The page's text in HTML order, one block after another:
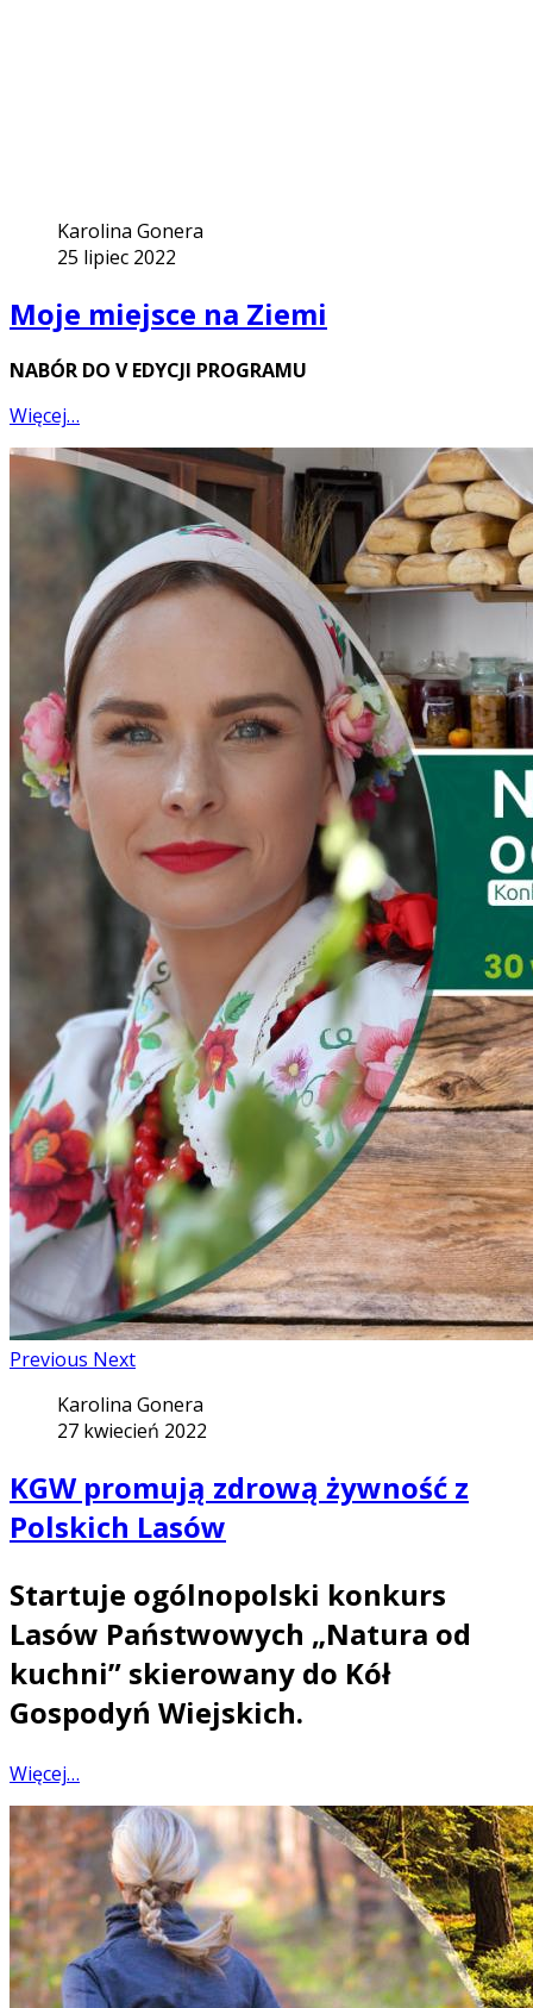
Karolina Gonera
25 lipiec 2022
Moje miejsce na Ziemi
NABÓR DO V EDYCJI PROGRAMU
Więcej…
Previous Next
Karolina Gonera
27 kwiecień 2022
KGW promują zdrową żywność z
Polskich Lasów
Startuje ogólnopolski konkurs
Lasów Państwowych „Natura od
kuchni” skierowany do Kół
Gospodyń Wiejskich.
Więcej…